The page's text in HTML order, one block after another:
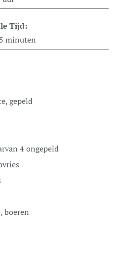
Tijd:
minuten
gepeld
4 ongepeld
boeren